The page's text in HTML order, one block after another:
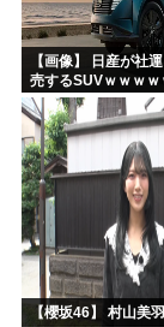
【画像】 日産が社
売するSUVｗｗｗｗ
【櫻坂46】 村山美